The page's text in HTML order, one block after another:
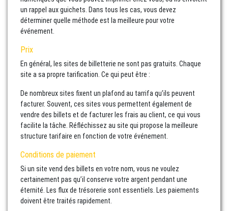
un rappel aux guichets. Dans tous les cas, vous devez
déterminer quelle méthode est la meilleure pour votre
événement.
Prix
En général, les sites de billetterie ne sont pas gratuits. Chaque
site a sa propre tarification. Ce qui peut être :
De nombreux sites fixent un plafond au tarrifa qu’ils peuvent
facturer. Souvent, ces sites vous permettent également de
vendre des billets et de facturer les frais au client, ce qui vous
facilite la tâche. Réfléchissez au site qui propose la meilleure
structure tarifaire en fonction de votre événement.
Conditions de paiement
Si un site vend des billets en votre nom, vous ne voulez
certainement pas qu’il conserve votre argent pendant une
éternité. Les flux de trésorerie sont essentiels. Les paiements
doivent être traités rapidement.